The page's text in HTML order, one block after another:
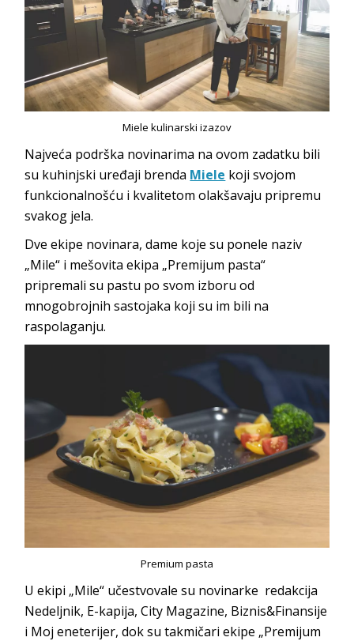
Miele kulinarski izazov
Najveća podrška novinarima na ovom zadatku bili
su kuhinjski uređaji brenda Miele koji svojom
funkcionalnošću i kvalitetom olakšavaju pripremu
svakog jela.
Dve ekipe novinara, dame koje su ponele naziv
„Mile“ i mešovita ekipa „Premijum pasta“
pripremali su pastu po svom izboru od
mnogobrojnih sastojaka koji su im bili na
raspolaganju.
Premium pasta
U ekipi „Mile“ učestvovale su novinarke redakcija
Nedeljnik, E-kapija, City Magazine, Biznis&Finansije
i Moj eneterijer, dok su takmičari ekipe „Premijum